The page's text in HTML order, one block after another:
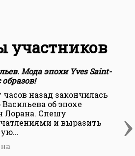
участников
›
Мода эпохи Yves Saint-
назад закончилась
об эпохе
Лорана. Спешу
и выразить